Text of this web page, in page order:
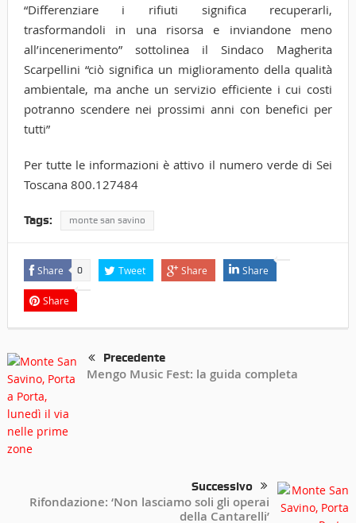
“Differenziare i rifiuti significa recuperarli,
trasformandoli in una risorsa e inviandone meno
all’incenerimento” sottolinea il Sindaco Magherita
Scarpellini “ciò significa un miglioramento della qualità
ambientale, ma anche un servizio efficiente i cui costi
potranno scendere nei prossimi anni con benefici per
tutti”
Per tutte le informazioni è attivo il numero verde di Sei
Toscana 800.127484
Tags: monte san savino
Share 0 Tweet Share Share
Share
Precedente
Mengo Music Fest: la guida completa
Successivo
Rifondazione: ‘Non lasciamo soli gli operai
della Cantarelli’